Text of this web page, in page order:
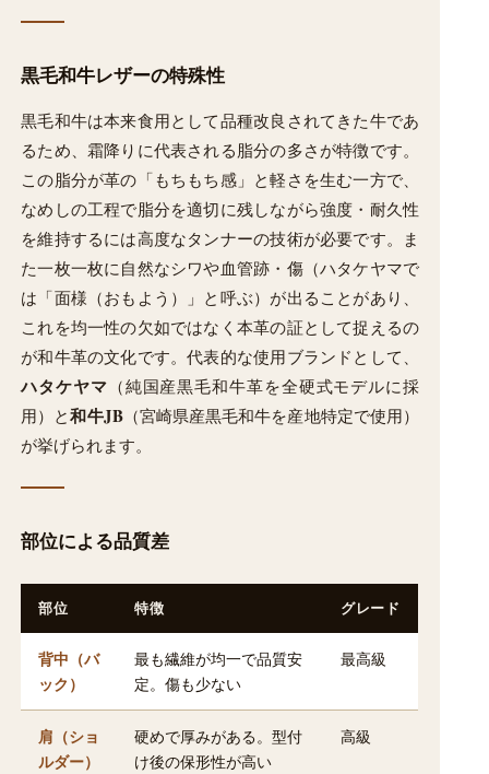
黒毛和牛レザーの特殊性
黒毛和牛は本来食用として品種改良されてきた牛であ
るため、霜降りに代表される脂分の多さが特徴です。
この脂分が革の「もちもち感」と軽さを生む一方で、
なめしの工程で脂分を適切に残しながら強度・耐久性
を維持するには高度なタンナーの技術が必要です。ま
た一枚一枚に自然なシワや血管跡・傷（ハタケヤマで
は「面様（おもよう）」と呼ぶ）が出ることがあり、
これを均一性の欠如ではなく本革の証として捉えるの
が和牛革の文化です。代表的な使用ブランドとして、
ハタケヤマ （純国産黒毛和牛革を全硬式モデルに採
用）と和牛JB（宮崎県産黒毛和牛を産地特定で使用）
が挙げられます。
部位による品質差
部位 特徴 グレード
背中（バ
ック）
最も繊維が均一で品質安
定。傷も少ない
最高級
肩（ショ
ルダー）
硬めで厚みがある。型付
け後の保形性が高い
高級